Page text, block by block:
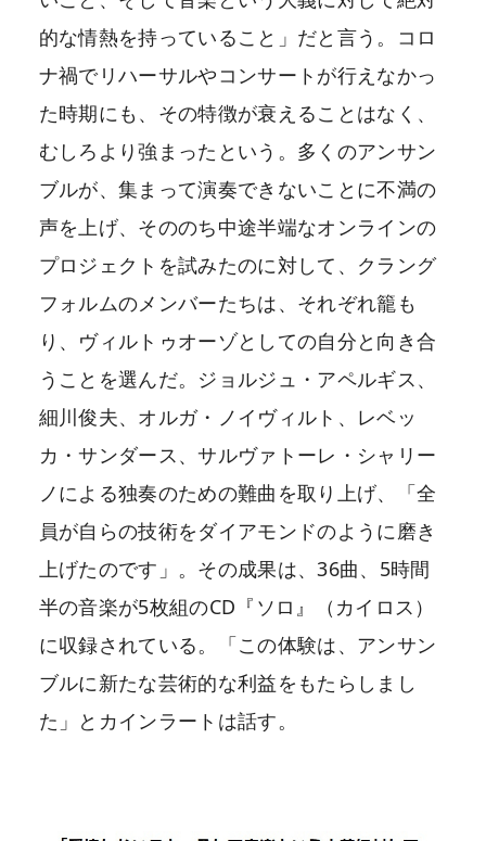
的な情熱を持っていること」だと言う。コロ
ナ禍でリハーサルやコンサートが行えなかっ
た時期にも、その特徴が衰えることはなく、
むしろより強まったという。多くのアンサン
ブルが、集まって演奏できないことに不満の
声を上げ、そののち中途半端なオンラインの
プロジェクトを試みたのに対して、クラング
フォルムのメンバーたちは、それぞれ籠も
り、ヴィルトゥオーゾとしての自分と向き合
うことを選んだ。ジョルジュ・アペルギス、
細川俊夫、オルガ・ノイヴィルト、レベッ
カ・サンダース、サルヴァトーレ・シャリー
ノによる独奏のための難曲を取り上げ、「全
員が自らの技術をダイアモンドのように磨き
上げたのです」。その成果は、36曲、5時間
半の音楽が5枚組のCD『ソロ』（カイロス）
に収録されている。「この体験は、アンサン
ブルに新たな芸術的な利益をもたらしまし
た」とカインラートは話す。